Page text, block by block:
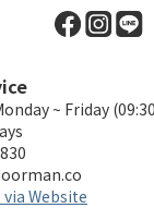
~ Friday
via Website